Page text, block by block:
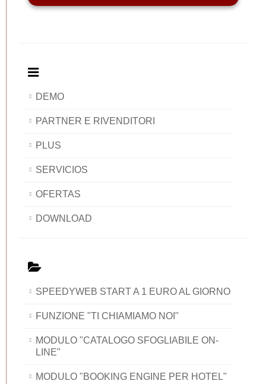
DEMO
PARTNER E RIVENDITORI
PLUS
SERVICIOS
OFERTAS
DOWNLOAD
SPEEDYWEB START A 1 EURO AL GIORNO
FUNZIONE "TI CHIAMIAMO NOI"
MODULO "CATALOGO SFOGLIABILE ON-
LINE"
MODULO "BOOKING ENGINE PER HOTEL"